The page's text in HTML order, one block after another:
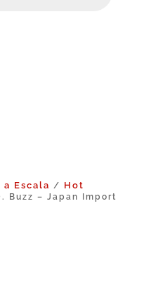
a Escala / Hot
Buzz – Japan Import